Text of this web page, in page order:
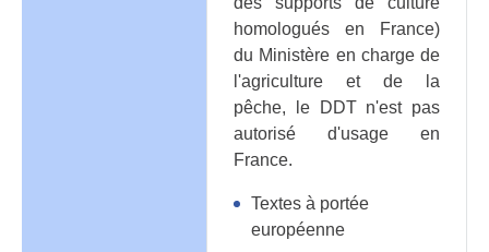
homologués en France)
du Ministère en charge de
l'agriculture et de la
pêche, le DDT n'est pas
autorisé d'usage en
France.
Textes à portée
européenne